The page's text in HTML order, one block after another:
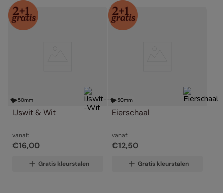
50mm
IJswit & Wit
vanaf:
€16,00
Gratis kleurstalen
50mm
Eierschaal
vanaf:
€12,50
Gratis kleurstalen